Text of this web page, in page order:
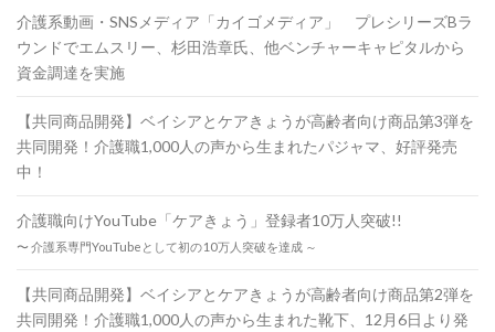
介護系動画・SNSメディア「カイゴメディア」 プレシリーズBラ
ウンドでエムスリー、杉田浩章氏、他ベンチャーキャピタルから
資金調達を実施
【共同商品開発】ベイシアとケアきょうが高齢者向け商品第3弾を
共同開発！介護職1,000人の声から生まれたパジャマ、好評発売
中！
介護職向けYouTube「ケアきょう」登録者10万人突破!!
〜 介護系専門YouTubeとして初の10万人突破を達成 ～
【共同商品開発】ベイシアとケアきょうが高齢者向け商品第2弾を
共同開発！介護職1,000人の声から生まれた靴下、12月6日より発